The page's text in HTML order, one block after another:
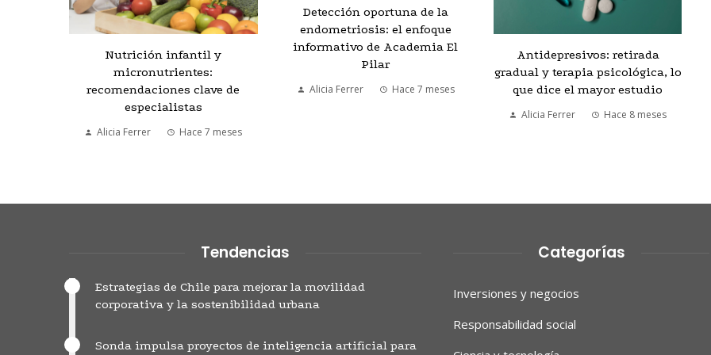
Nutrición infantil y
micronutrientes:
recomendaciones clave de
especialistas
Alicia Ferrer Hace 7 meses
Detección oportuna de la
endometriosis: el enfoque
informativo de Academia El
Pilar
Alicia Ferrer Hace 7 meses
Antidepresivos: retirada
gradual y terapia psicológica, lo
que dice el mayor estudio
Alicia Ferrer Hace 8 meses
Tendencias
Estrategias de Chile para mejorar la movilidad
corporativa y la sostenibilidad urbana
Sonda impulsa proyectos de inteligencia artificial para
Categorías
Inversiones y negocios
Responsabilidad social